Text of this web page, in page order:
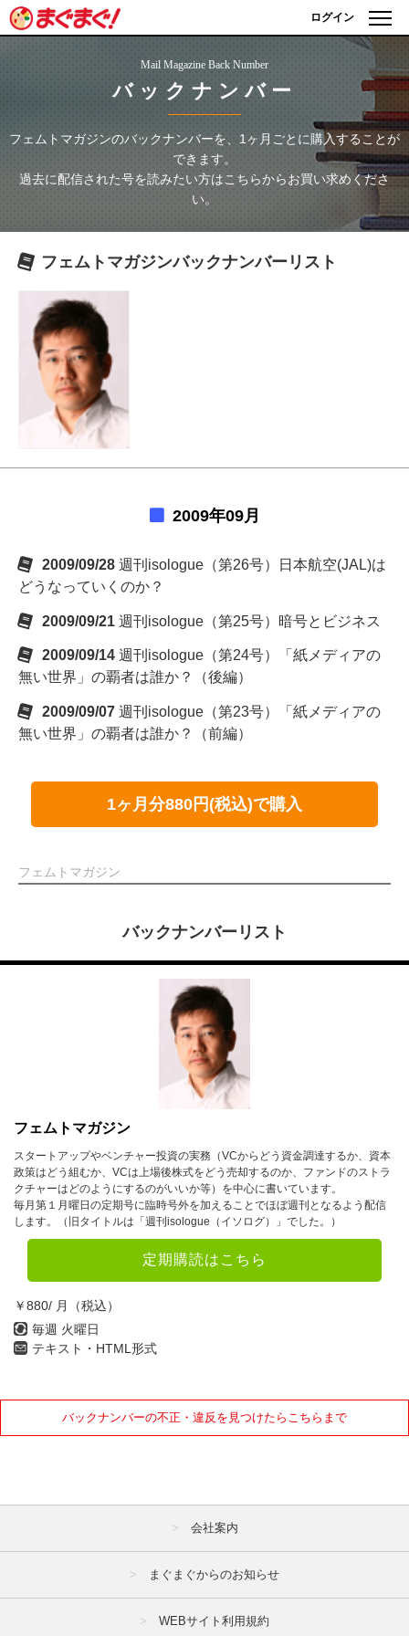
ログイン
Mail Magazine Back Number
バックナンバー
フェムトマガジンのバックナンバーを、1ヶ月ごとに購入することが
できます。
過去に配信された号を読みたい方はこちらからお買い求めくださ
い。
フェムトマガジンバックナンバーリスト
2009年09月
2009/09/28 週刊isologue（第26号）日本航空(JAL)は
どうなっていくのか？
2009/09/21 週刊isologue（第25号）暗号とビジネス
2009/09/14 週刊isologue（第24号）「紙メディアの
無い世界」の覇者は誰か？（後編）
2009/09/07 週刊isologue（第23号）「紙メディアの
無い世界」の覇者は誰か？（前編）
1ヶ月分880円(税込)で購入
フェムトマガジン
バックナンバーリスト
フェムトマガジン
スタートアップやベンチャー投資の実務（VCからどう資金調達するか、資本
政策はどう組むか、VCは上場後株式をどう売却するのか、ファンドのストラ
クチャーはどのようにするのがいいか等）を中心に書いています。
毎月第１月曜日の定期号に臨時号外を加えることでほぼ週刊となるよう配信
します。（旧タイトルは「週刊isologue（イソログ）」でした。）
定期購読はこちら
￥880/ 月（税込）
毎週 火曜日
テキスト・HTML形式
バックナンバーの不正・違反を見つけたらこちらまで
会社案内
まぐまぐからのお知らせ
WEBサイト利用規約